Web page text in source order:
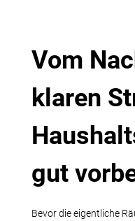
Vom
klaren
gut
Bevor die eigentliche